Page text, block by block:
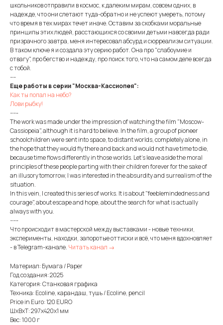
школьников отправили в космос, к далеким мирам, совсем одних, в
надежде, что они слетают туда-обратно и не успеют умереть, потому
что время в тех мирах течет иначе. Оставим за скобками моральные
принципы этих людей, расстающихся со своими детьми навсегда ради
призрачного завтра, меня интересовал абсурд и сюрреализм ситуации.
В таком ключе я и создала эту серию работ. Она про "слабоумие и
отвагу", про бегство и надежду, про поиск того, что на самом деле всегда
с тобой.
----
Еще работы в серии "Москва-Кассиопея":
Как ты попал на небо?
Лови рыбку!
-----
The work was made under the impression of watching the film "Moscow-
Cassiopeia", although it is hard to believe. In the film, a group of pioneer
schoolchildren were sent into space, to distant worlds, completely alone, in
the hope that they would fly there and back and would not have time to die,
because time flows differently in those worlds. Let's leave aside the moral
principles of these people parting with their children forever for the sake of
an illusory tomorrow, I was interested in the absurdity and surrealism of the
situation.
In this vein, I created this series of works. It is about "feeblemindedness and
courage", about escape and hope, about the search for what is actually
always with you.
-----
Что происходит в мастерской между выставками - новые техники,
эксперименты, находки, запоротые оттиски и всё, что меня вдохновляет
- в Telegram-канале. Читать канал →
Материал: Бумага / Paper
Год создания: 2025
Категория: Станковая графика
Техника: Ecoline, карандаш, тушь / Ecoline, pencil
Price in Euro: 120 EURO
ШxВxТ: 297x420x1 мм
Вес: 1000 г